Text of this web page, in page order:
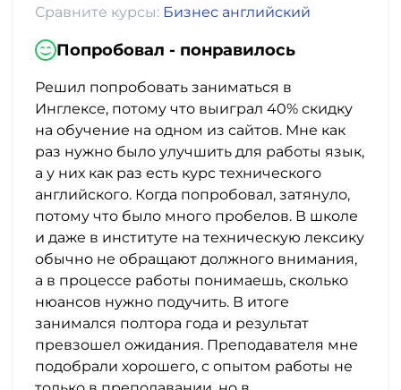
Сравните курсы: Бизнес английский
Попробовал - понравилось
Решил попробовать заниматься в
Инглексе, потому что выиграл 40% скидку
на обучение на одном из сайтов. Мне как
раз нужно было улучшить для работы язык,
а у них как раз есть курс технического
английского. Когда попробовал, затянуло,
потому что было много пробелов. В школе
и даже в институте на техническую лексику
обычно не обращают должного внимания,
а в процессе работы понимаешь, сколько
нюансов нужно подучить. В итоге
занимался полтора года и результат
превзошел ожидания. Преподавателя мне
подобрали хорошего, с опытом работы не